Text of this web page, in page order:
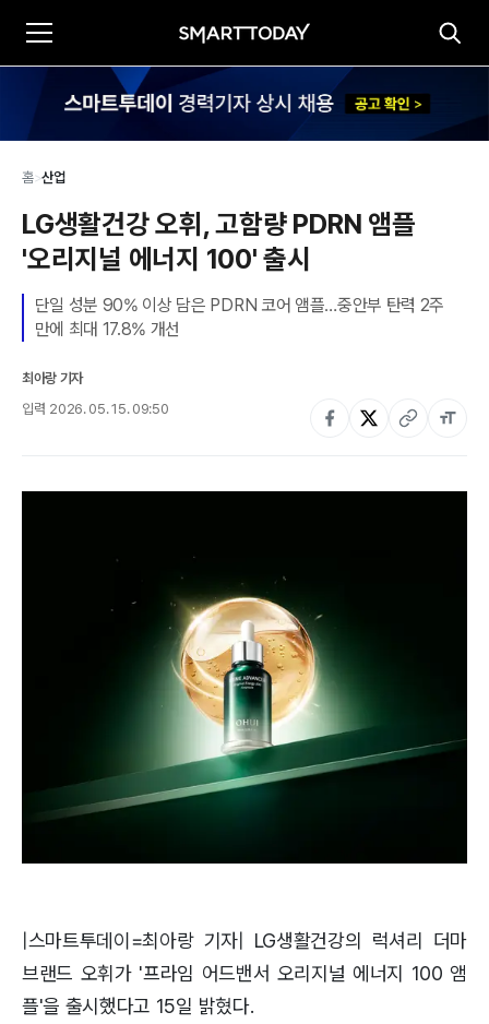
홈>산업
LG생활건강 오휘, 고함량 PDRN 앰플
'오리지널 에너지 100' 출시
단일 성분 90% 이상 담은 PDRN 코어 앰플…중안부 탄력 2주
만에 최대 17.8% 개선
최아랑 기자
입력 2026. 05. 15. 09:50
|스마트투데이=최아랑 기자| LG생활건강의 럭셔리 더마
브랜드 오휘가 '프라임 어드밴서 오리지널 에너지 100 앰
플'을 출시했다고 15일 밝혔다.